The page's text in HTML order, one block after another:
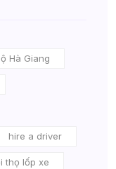
Hà Giang
hire a driver
thọ lốp xe